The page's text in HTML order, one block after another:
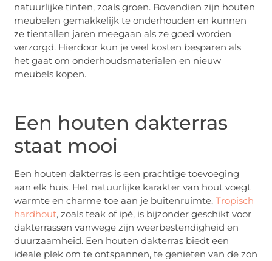
natuurlijke tinten, zoals groen. Bovendien zijn houten
meubelen gemakkelijk te onderhouden en kunnen
ze tientallen jaren meegaan als ze goed worden
verzorgd. Hierdoor kun je veel kosten besparen als
het gaat om onderhoudsmaterialen en nieuw
meubels kopen.
Een houten dakterras
staat mooi
Een houten dakterras is een prachtige toevoeging
aan elk huis. Het natuurlijke karakter van hout voegt
warmte en charme toe aan je buitenruimte.Tropisch
hardhout, zoals teak of ipé, is bijzonder geschikt voor
dakterrassen vanwege zijn weerbestendigheid en
duurzaamheid. Een houten dakterras biedt een
ideale plek om te ontspannen, te genieten van de zon